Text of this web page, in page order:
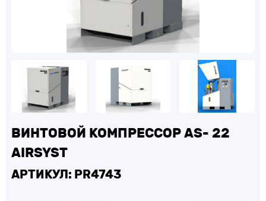
ВИНТОВОЙ КОМПРЕССОР AS- 22
AIRSYST
АРТИКУЛ: PR4743